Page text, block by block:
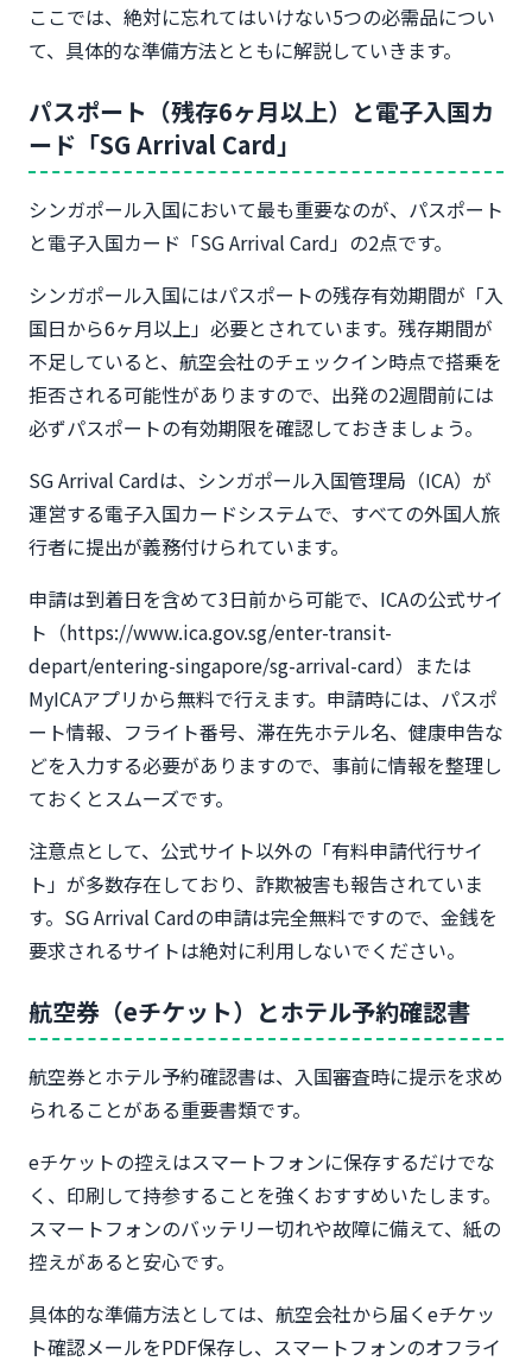
ここでは、絶対に忘れてはいけない5つの必需品につい
て、具体的な準備方法とともに解説していきます。
パスポート（残存6ヶ月以上）と電子入国カ
ード「SG Arrival Card」
シンガポール入国において最も重要なのが、パスポート
と電子入国カード「SG Arrival Card」の2点です。
シンガポール入国にはパスポートの残存有効期間が「入
国日から6ヶ月以上」必要とされています。残存期間が
不足していると、航空会社のチェックイン時点で搭乗を
拒否される可能性がありますので、出発の2週間前には
必ずパスポートの有効期限を確認しておきましょう。
SG Arrival Cardは、シンガポール入国管理局（ICA）が
運営する電子入国カードシステムで、すべての外国人旅
行者に提出が義務付けられています。
申請は到着日を含めて3日前から可能で、ICAの公式サイ
ト（https://www.ica.gov.sg/enter-transit-
depart/entering-singapore/sg-arrival-card）または
MyICAアプリから無料で行えます。申請時には、パスポ
ート情報、フライト番号、滞在先ホテル名、健康申告な
どを入力する必要がありますので、事前に情報を整理し
ておくとスムーズです。
注意点として、公式サイト以外の「有料申請代行サイ
ト」が多数存在しており、詐欺被害も報告されていま
す。SG Arrival Cardの申請は完全無料ですので、金銭を
要求されるサイトは絶対に利用しないでください。
航空券（eチケット）とホテル予約確認書
航空券とホテル予約確認書は、入国審査時に提示を求め
られることがある重要書類です。
eチケットの控えはスマートフォンに保存するだけでな
く、印刷して持参することを強くおすすめいたします。
スマートフォンのバッテリー切れや故障に備えて、紙の
控えがあると安心です。
具体的な準備方法としては、航空会社から届くeチケッ
ト確認メールをPDF保存し、スマートフォンのオフライ